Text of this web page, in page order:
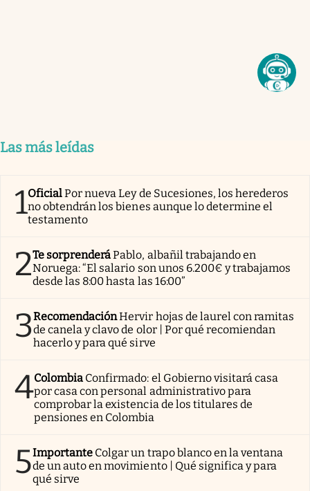
Las más leídas
1OficialPor nueva Ley de Sucesiones, los herederos
no obtendrán los bienes aunque lo determine el
testamento
2Te sorprenderáPablo, albañil trabajando en
Noruega: “El salario son unos 6.200€ y trabajamos
desde las 8:00 hasta las 16:00”
3RecomendaciónHervir hojas de laurel con ramitas
de canela y clavo de olor | Por qué recomiendan
hacerlo y para qué sirve
4Colombia Confirmado: el Gobierno visitará casa
por casa con personal administrativo para
comprobar la existencia de los titulares de
pensiones en Colombia
5Importante Colgar un trapo blanco en la ventana
de un auto en movimiento | Qué significa y para
qué sirve